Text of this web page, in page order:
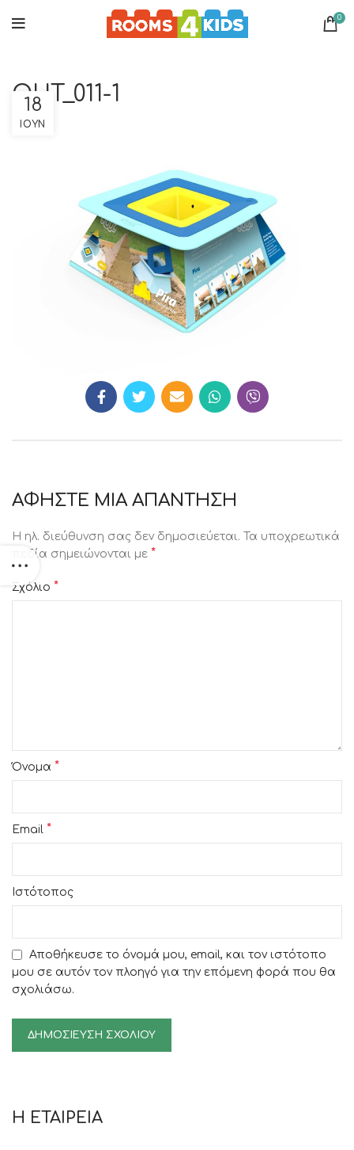
0
QUT_011-1
18
ΙΟΎΝ
ΑΦΉΣΤΕ ΜΙΑ ΑΠΆΝΤΗΣΗ
Η ηλ. διεύθυνση σας δεν δημοσιεύεται. Τα υποχρεωτικά
πεδία σημειώνονται με *
Σχόλιο *
Όνομα *
Email *
Ιστότοπος
Αποθήκευσε το όνομά μου, email, και τον ιστότοπο
μου σε αυτόν τον πλοηγό για την επόμενη φορά που θα
σχολιάσω.
Η ΕΤΑΙΡΕΙΑ